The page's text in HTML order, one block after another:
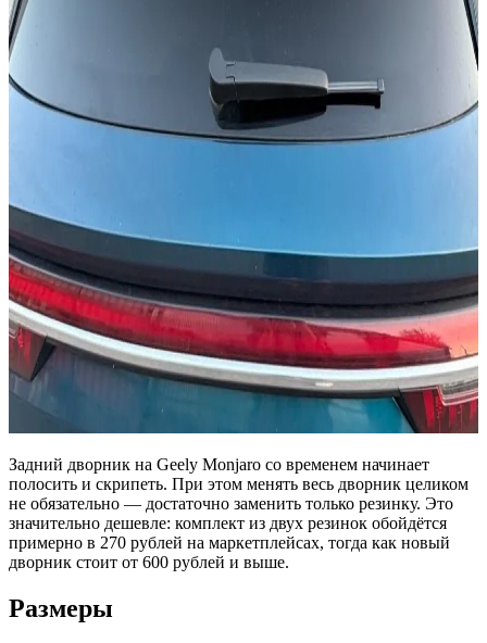
Задний дворник на Geely Monjaro со временем начинает
полосить и скрипеть. При этом менять весь дворник целиком
не обязательно — достаточно заменить только резинку. Это
значительно дешевле: комплект из двух резинок обойдётся
примерно в 270 рублей на маркетплейсах, тогда как новый
дворник стоит от 600 рублей и выше.
Размеры